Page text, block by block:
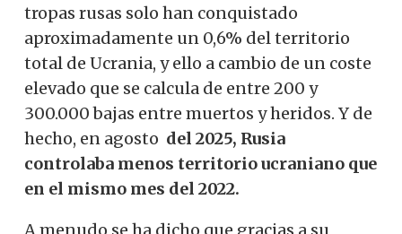
tropas rusas solo han conquistado
aproximadamente un 0,6% del territorio
total de Ucrania, y ello a cambio de un coste
elevado que se calcula de entre 200 y
300.000 bajas entre muertos y heridos. Y de
hecho, en agosto del 2025, Rusia
controlaba menos territorio ucraniano que
en el mismo mes del 2022.
A menudo se ha dicho que gracias a su